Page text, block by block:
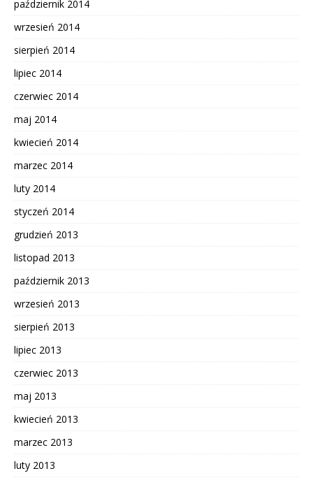
październik 2014
wrzesień 2014
sierpień 2014
lipiec 2014
czerwiec 2014
maj 2014
kwiecień 2014
marzec 2014
luty 2014
styczeń 2014
grudzień 2013
listopad 2013
październik 2013
wrzesień 2013
sierpień 2013
lipiec 2013
czerwiec 2013
maj 2013
kwiecień 2013
marzec 2013
luty 2013